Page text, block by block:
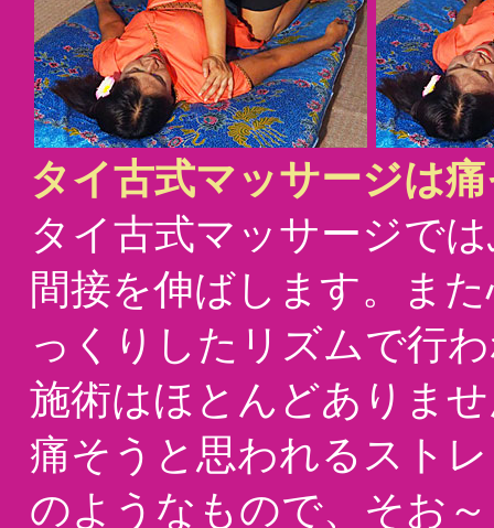
タイ古式マッサージは
タイ古式マッサージで
間接を伸ばします。ま
っくりしたリズムで行
施術はほとんどありま
痛そうと思われるスト
のようなもので、そお